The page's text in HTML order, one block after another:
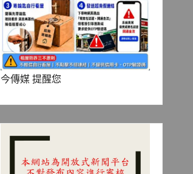
今傳媒 提醒您